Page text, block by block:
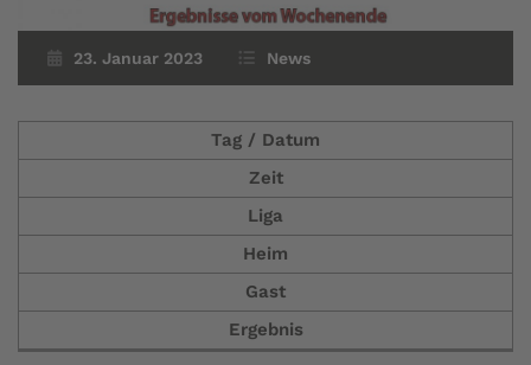
23. Januar 2023 News
Tag / Datum
Zeit
Liga
Heim
Gast
Ergebnis